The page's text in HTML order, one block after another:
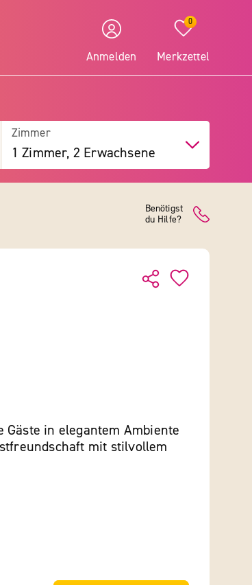
Anmelden
0
Merkzettel
Zimmer
1 Zimmer, 2 Erwachsene
Benötigst
du Hilfe?
Gäste in elegantem Ambiente
mit stilvollem